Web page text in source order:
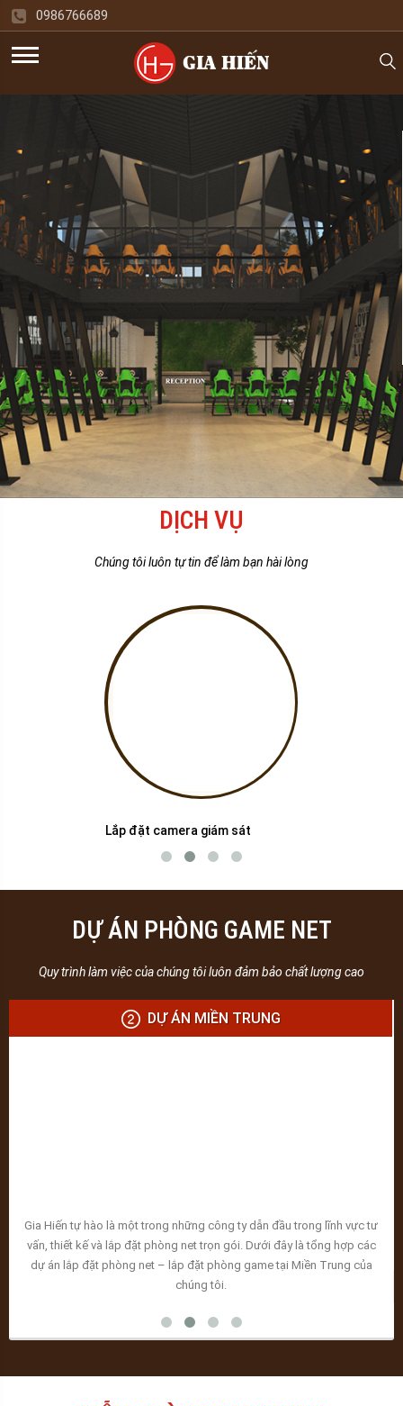
0986766689
DỊCH VỤ
Chúng tôi luôn tự tin để làm bạn hài lòng
Lắp đặt camera giám sát
DỰ ÁN PHÒNG GAME NET
Quy trình làm việc của chúng tôi luôn đảm bảo chất lượng cao
DỰ ÁN MIỀN TRUNG
Gia Hiến tự hào là một trong những công ty dẫn đầu trong lĩnh vực tư
vấn, thiết kế và lắp đặt phòng net trọn gói. Dưới đây là tổng hợp các
dự án lắp đặt phòng net – lắp đặt phòng game tại Miền Trung của
chúng tôi.